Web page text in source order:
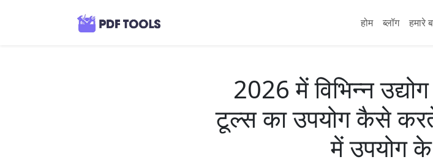
होम ब्लॉग हमारे
2026 में विभिन्न
टूल्स का उपयोग कैसे
में उपयोग